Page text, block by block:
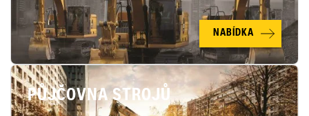
NABÍDKA
PŮJČOVNA STROJŮ